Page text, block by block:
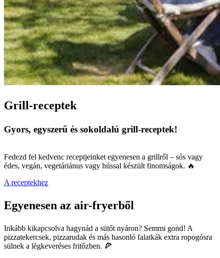
Grill-receptek
Gyors, egyszerű és sokoldalú grill-receptek!
Fedezd fel kedvenc receptjeinket egyenesen a grillről – sós vagy
édes, vegán, vegetáriánus vagy hússal készült finomságok. 🔥
A receptekhez
Egyenesen az air-fryerből
Inkább kikapcsolva hagynád a sütőt nyáron? Semmi gond! A
pizzatekercsek, pizzarudak és más hasonló falatkák extra ropogósra
sülnek a légkeveréses fritőzben. 🍕